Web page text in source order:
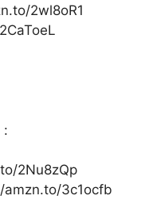
2wl8oR1
:
2Nu8zQp
amzn.to/3c1ocfb